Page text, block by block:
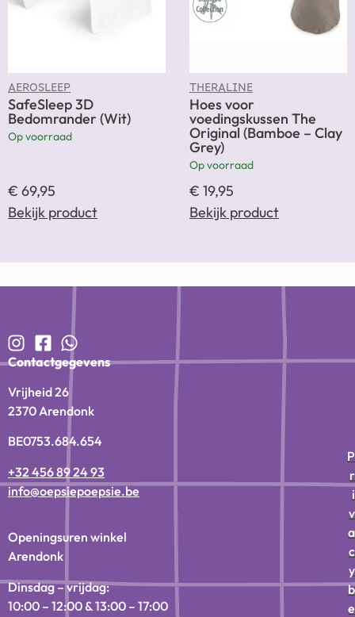
AEROSLEEP
SafeSleep 3D
Bedomrander (Wit)
Op voorraad
€ 69,95
Bekijk product
THERALINE
Hoes voor
voedingskussen The
Original (Bamboe – Clay
Grey)
Op voorraad
€ 19,95
Bekijk product
Contactgegevens
Vrijheid 26
2370 Arendonk
BE0753.684.654
+32 456 89 24 93
info@oepsiepoepsie.be
Openingsuren winkel
Arendonk
Dinsdag – vrijdag:
10:00 – 12:00 & 13:00 – 17:00
P
r
i
v
a
c
y
b
e